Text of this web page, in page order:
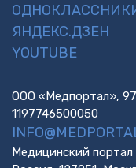
ЯНДЕКС.ДЗЕН
YOUTUBE
ООО «Медпортал»,
1197746500050
Медицинский